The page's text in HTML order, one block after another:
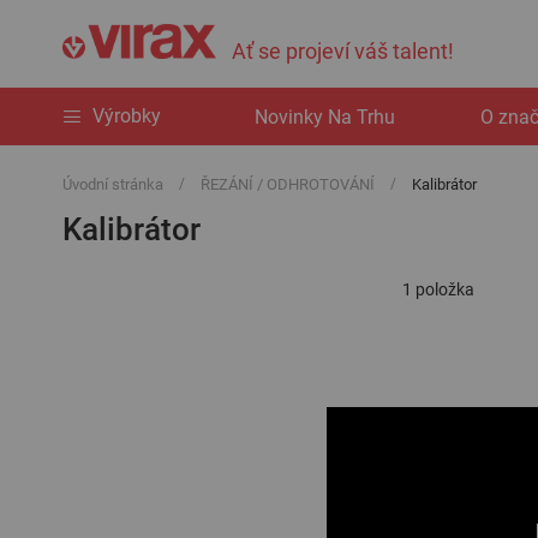
Ať se projeví váš talent!
Výrobky Novinky Na Trhu O
Úvodní stránka ŘEZÁNÍ / ODHROTOVÁNÍ Kalibrátor
Kalibrátor
1 položka